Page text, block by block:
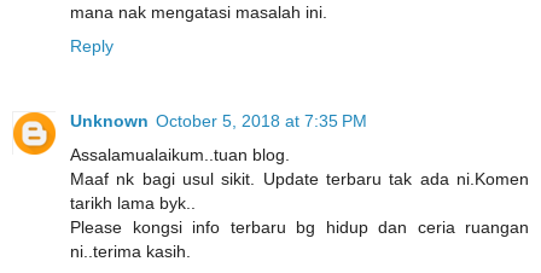
mana nak mengatasi masalah ini.
Reply
Unknown October 5, 2018 at 7:35 PM
Assalamualaikum..tuan blog.
Maaf nk bagi usul sikit. Update terbaru tak ada ni.Komen
tarikh lama byk..
Please kongsi info terbaru bg hidup dan ceria ruangan
ni..terima kasih.